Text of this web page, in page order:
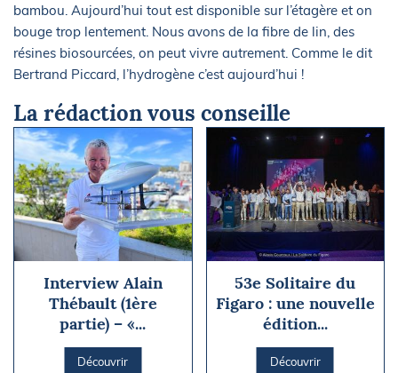
bambou. Aujourd’hui tout est disponible sur l’étagère et on
bouge trop lentement. Nous avons de la fibre de lin, des
résines biosourcées, on peut vivre autrement. Comme le dit
Bertrand Piccard, l’hydrogène c’est aujourd’hui !
La rédaction vous conseille
Interview Alain
Thébault (1ère
partie) – «...
Découvrir
53e Solitaire du
Figaro : une nouvelle
édition...
Découvrir